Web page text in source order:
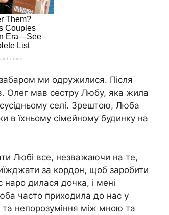
ми одружилися. Після
Олег мав сестру Любу, яка жила
селі. Зрештою, Люба
в їхньому сімейному будинку на
Любі все, незважаючи на те,
за кордон, щоб заробити
дилася дочка, і мені
часто приходила до нас у
та непорозуміння між мною та